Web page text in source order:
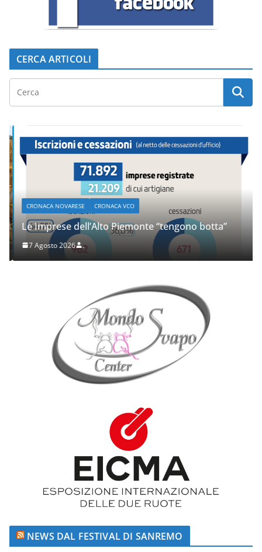
CERCA ARTICOLI
CRONACA NOVARESE CRONACA VCO
Le Imprese dell’Alto Piemonte “tengono botta”
7 Agosto 2026 .
NEWS DAL FESTIVAL DI SANREMO